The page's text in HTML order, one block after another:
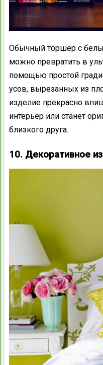
Обычный торшер с
можно превратить в
помощью простой
усов, вырезанных из
изделие прекрасно
интерьер или станет
близкого друга.
10. Декоративное